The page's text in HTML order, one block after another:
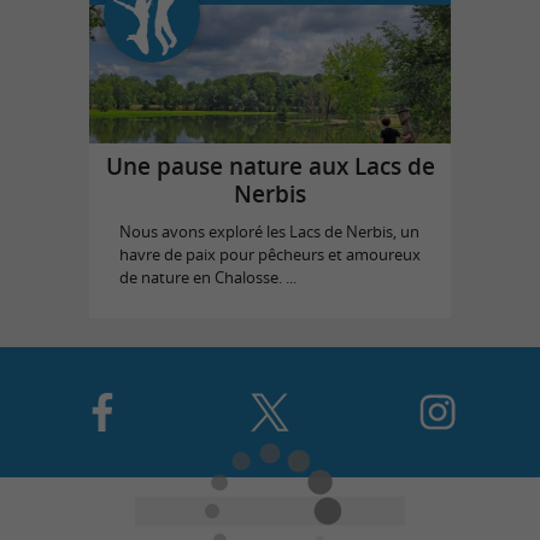
Une pause nature aux Lacs de
Nerbis
Nous avons exploré les Lacs de Nerbis, un
havre de paix pour pêcheurs et amoureux
de nature en Chalosse. ...